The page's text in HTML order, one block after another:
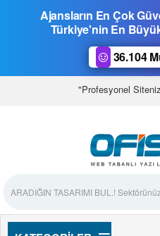
Ajansların En Çok
Türkiye'nin En
36.104
"Profesyonel